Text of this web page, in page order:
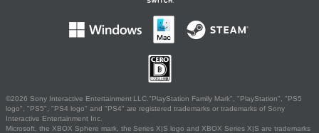
©2026 Sony Interactive Entertainment LLC."PlayStation Family Mark", "PlayStation", "PS5
logo", "PS5", "PS4 logo" and "PS4" are registered trademarks or trademarks of Sony
Interactive Entertainment Inc.
Microsoft, the XBOX Sphere mark, the Series X|S logo and XBOX Series X|S are trademarks